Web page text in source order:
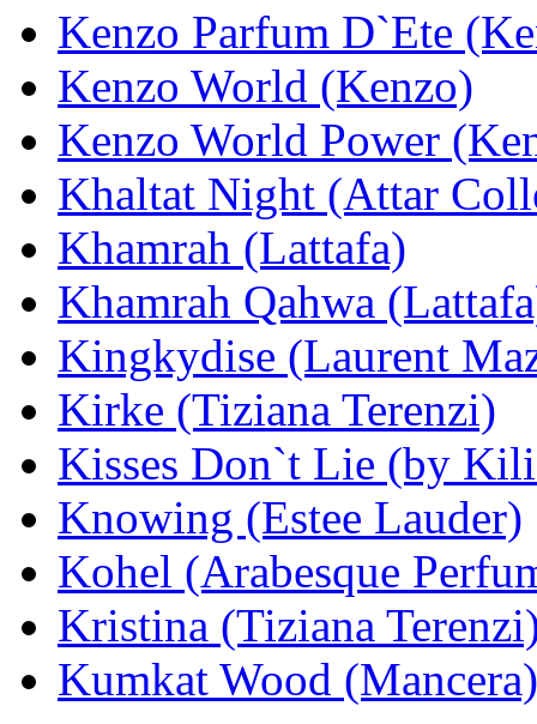
Kenzo Parfum D`Ete
Kenzo World (Kenzo)
Kenzo World Power
Khaltat Night (Attar
Khamrah (Lattafa)
Khamrah Qahwa
Kingkydise (Laurent
Kirke (Tiziana Terenzi)
Kisses Don`t Lie (by
Knowing (Estee Lauder)
Kohel (Arabesque
Kristina (Tiziana
Kumkat Wood (Mancera)